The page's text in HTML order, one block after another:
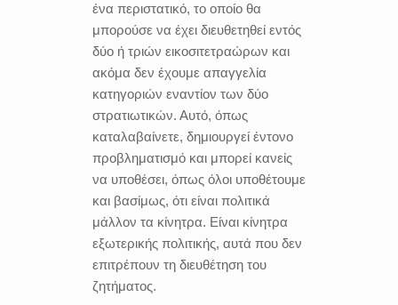
ένα περιστατικό, το οποίο θα
μπορούσε να έχει διευθετηθεί εντός
δύο ή τριών εικοσιτετραώρων και
ακόμα δεν έχουμε απαγγελία
κατηγοριών εναντίον των δύο
στρατιωτικών. Αυτό, όπως
καταλαβαίνετε, δημιουργεί έντονο
προβληματισμό και μπορεί κανείς
να υποθέσει, όπως όλοι υποθέτουμε
και βασίμως, ότι είναι πολιτικά
μάλλον τα κίνητρα. Είναι κίνητρα
εξωτερικής πολιτικής, αυτά που δεν
επιτρέπουν τη διευθέτηση του
ζητήματος.